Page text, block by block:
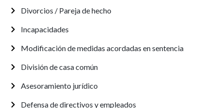
Divorcios / Pareja de hecho
Incapacidades
Modificación de medidas acordadas en sentencia
División de casa común
Asesoramiento jurídico
Defensa de directivos y empleados